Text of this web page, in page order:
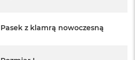
Pasek z klamrą nowoczesną